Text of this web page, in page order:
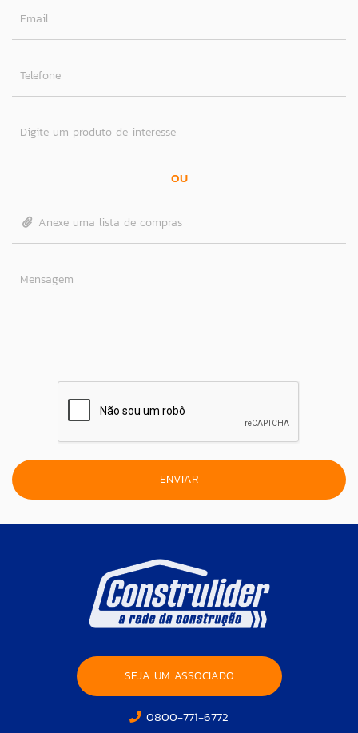
Email
Telefone
Digite um produto de interesse
OU
Anexe uma lista de compras
Mensagem
SEJA UM ASSOCIADO
0800-771-6772